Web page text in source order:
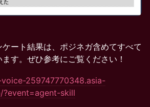
ート結果は、ポジネガ含めてすべて
す。ぜひ参考にご覧ください！
259747770348.asia-
?event=agent-skill